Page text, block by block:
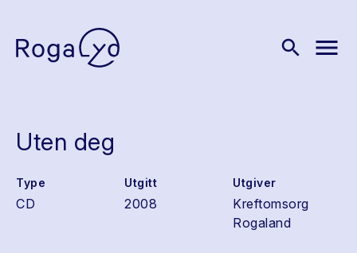
search menu
Uten deg
Type
CD
Utgitt
2008
Utgiver
Kreftomsorg
Rogaland